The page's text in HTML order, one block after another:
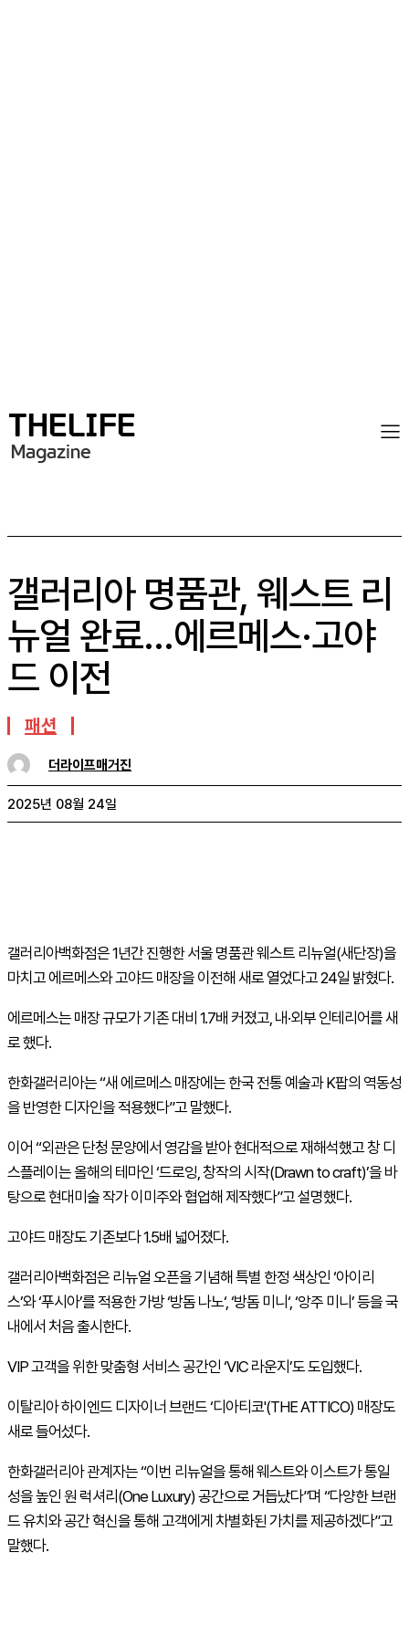
갤러리아 명품관, 웨스트 리
뉴얼 완료…에르메스·고야
드 이전
패션
더라이프매거진
2025년 08월 24일
갤러리아백화점은 1년간 진행한 서울 명품관 웨스트 리뉴얼(새단장)을
마치고 에르메스와 고야드 매장을 이전해 새로 열었다고 24일 밝혔다.
에르메스는 매장 규모가 기존 대비 1.7배 커졌고, 내·외부 인테리어를 새
로 했다.
한화갤러리아는 “새 에르메스 매장에는 한국 전통 예술과 K팝의 역동성
을 반영한 디자인을 적용했다”고 말했다.
이어 “외관은 단청 문양에서 영감을 받아 현대적으로 재해석했고 창 디
스플레이는 올해의 테마인 ‘드로잉, 창작의 시작(Drawn tocraft)’을 바
탕으로 현대미술 작가 이미주와 협업해 제작했다”고 설명했다.
고야드 매장도 기존보다 1.5배 넓어졌다.
갤러리아백화점은 리뉴얼 오픈을 기념해 특별 한정 색상인 ‘아이리
스’와 ‘푸시아’를 적용한 가방 ‘방돔 나노‘,‘방돔 미니‘,‘앙주 미니’ 등을 국
내에서 처음 출시한다.
VIP고객을 위한 맞춤형 서비스 공간인 ‘VIC 라운지’도 도입했다.
이탈리아 하이엔드 디자이너 브랜드 ‘디아티코'(THEATTICO) 매장도
새로 들어섰다.
한화갤러리아 관계자는 “이번 리뉴얼을 통해 웨스트와 이스트가 통일
성을 높인 원 럭셔리(One Luxury) 공간으로 거듭났다”며 “다양한 브랜
드 유치와 공간 혁신을 통해 고객에게 차별화된 가치를 제공하겠다”고
말했다.